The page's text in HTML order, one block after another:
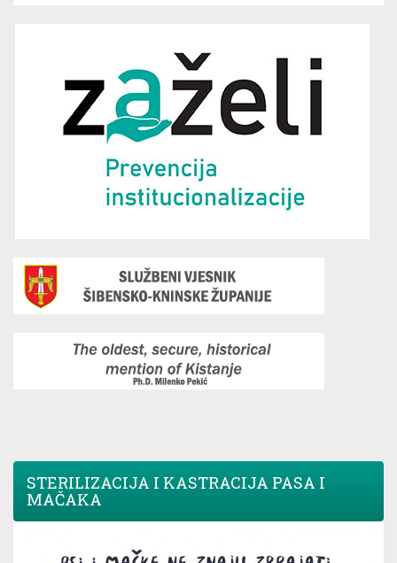
STERILIZACIJA I KASTRACIJA PASA I
MAČAKA